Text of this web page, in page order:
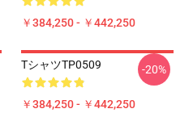
￥384,250 - ￥442,250
TシャツTP0509
￥384,250 - ￥442,250
-20%